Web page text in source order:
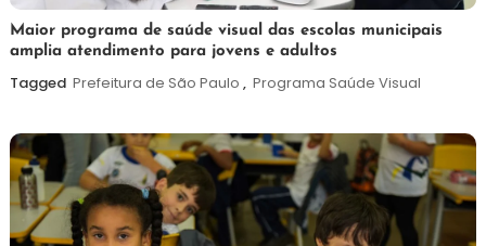
7
de
agosto
Maurilio
Maior programa de saúde visual das escolas municipais
amplia atendimento para jovens e adultos
Tagged Prefeitura de São Paulo , Programa Saúde Visual